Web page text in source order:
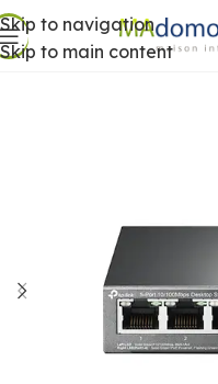
Skip to navigation
Skip to main content